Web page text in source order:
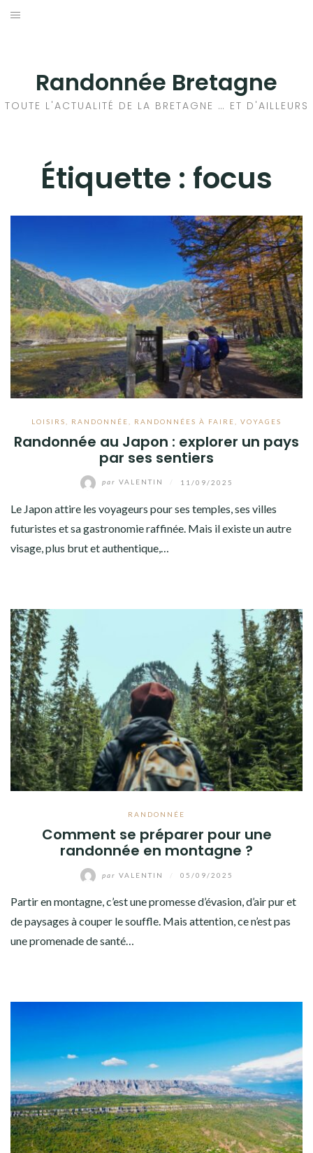
Aller
Randonnée Bretagne
TOUTE L'ACTUALITÉ DE LA BRETAGNE … ET D'AILLEURS
Étiquette : focus
LOISIRS RANDONNÉE RANDONNÉES À FAIRE VOYAGES
Randonnée au Japon : explorer un pays
par ses sentiers
par VALENTIN 11/09/2025
Le Japon attire les voyageurs pour ses temples, ses villes
futuristes et sa gastronomie raffinée. Mais il existe un autre
visage, plus brut et authentique,…
RANDONNÉE
Comment se préparer pour une
randonnée en montagne ?
par VALENTIN 05/09/2025
Partir en montagne, c’est une promesse d’évasion, d’air pur et
de paysages à couper le souffle. Mais attention, ce n’est pas
une promenade de santé…
AUTO – MOTO
LOISIRS
LIFESTYLE